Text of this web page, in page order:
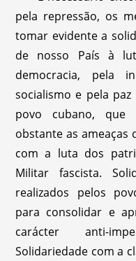
pela repressão, os
tomar evidente a
de nosso País à
democracia, pela
socialismo e pela
povo cubano, que
obstante as ameaças
com a luta dos
Militar fascista.
realizados pelos
para consolidar e
carácter anti-
Solidariedade com a